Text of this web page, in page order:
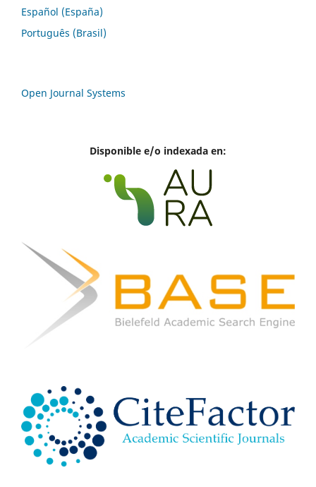
Español (España)
Português (Brasil)
Open Journal Systems
Disponible e/o indexada en: